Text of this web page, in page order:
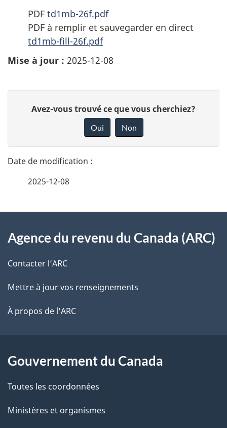
PDF td1mb-26f.pdf
PDF à remplir et sauvegarder en direct
td1mb-fill-26f.pdf
Mise à jour : 2025-12-08
t
a
l
s
l
a
a
g
e
n
o
t
r
e
é
t
a
t
i
Avez-vous trouvé ce que vous cherchiez?
Oui Non
2025-12-08
propos
de
ce
site
Agence du revenu du Canada (ARC)
Contacter l’ARC
Mettre à jour vos renseignements
À propos de l'ARC
Gouvernement du Canada
Toutes les coordonnées
Ministères et organismes